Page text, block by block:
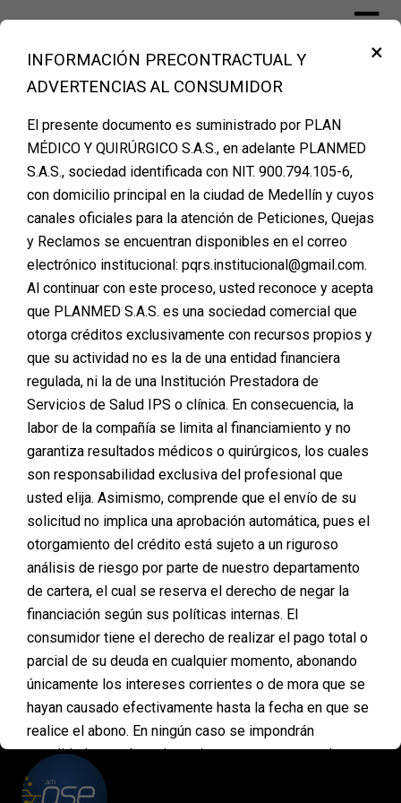
contentFinanciación Cirugía Plástica Medellín –
PLANMED
Etiqueta:costo
El Verdadero Valor de
una Cirugía Plástica:
Más Allá de los
Números
Posted on enero 20, 2025
Cuando hablamos de cirugías plásticas, es común
que la primera pregunta sea: ¿Cuánto cuesta? Sin
embargo, en Planmed entendemos que el valor de
una cirugía va mucho más allá de una cifra. Cada
procedimiento es único porque cada persona tiene
necesidades, expectativas y características
distintas. Por eso, establecer el costo exacto
requiere un paso fundamental:…
PAGOS
ONLINE
×
INFORMACIÓN PRECONTRACTUAL Y
ADVERTENCIAS AL CONSUMIDOR
El presente documento es suministrado por PLAN
MÉDICO Y QUIRÚRGICO S.A.S., en adelante PLANMED
S.A.S., sociedad identificada con NIT. 900.794.105-6,
con domicilio principal en la ciudad de Medellín y cuyos
canales oficiales para la atención de Peticiones, Quejas
y Reclamos se encuentran disponibles en el correo
electrónico institucional: pqrs.institucional@gmail.com.
Al continuar con este proceso, usted reconoce y acepta
que PLANMED S.A.S. es una sociedad comercial que
otorga créditos exclusivamente con recursos propios y
que su actividad no es la de una entidad financiera
regulada, ni la de una Institución Prestadora de
Servicios de Salud IPS o clínica. En consecuencia, la
labor de la compañía se limita al financiamiento y no
garantiza resultados médicos o quirúrgicos, los cuales
son responsabilidad exclusiva del profesional que
usted elija. Asimismo, comprende que el envío de su
solicitud no implica una aprobación automática, pues el
otorgamiento del crédito está sujeto a un riguroso
análisis de riesgo por parte de nuestro departamento
de cartera, el cual se reserva el derecho de negar la
financiación según sus políticas internas. El
consumidor tiene el derecho de realizar el pago total o
parcial de su deuda en cualquier momento, abonando
únicamente los intereses corrientes o de mora que se
hayan causado efectivamente hasta la fecha en que se
realice el abono. En ningún caso se impondrán
penalidades, multas ni sanciones por concepto de
pagos anticipados. Asimismo, mediante la aceptación